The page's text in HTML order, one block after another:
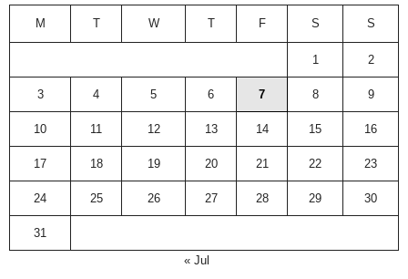
M T W T F S S
1 2
3 4 5 6 7 8 9
10 11 12 13 14 15 16
17 18 19 20 21 22 23
24 25 26 27 28 29 30
31
« Jul